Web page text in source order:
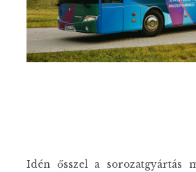
Idén ősszel a sorozatgyártás